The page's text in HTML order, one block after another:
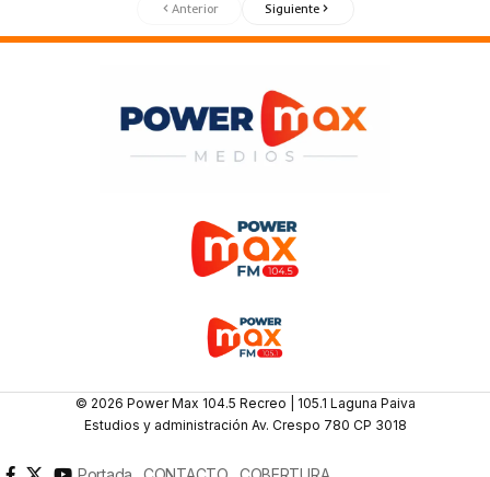
Anterior Siguiente
© 2026 Power Max 104.5 Recreo | 105.1 Laguna Paiva
Estudios y administración Av. Crespo 780 CP 3018